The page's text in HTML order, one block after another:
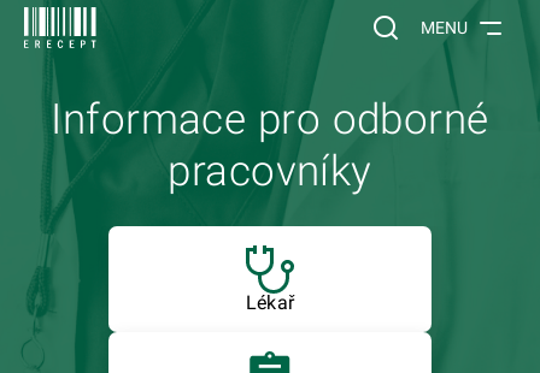
Vyhledávání na
MENU
Informace pro odborné
pracovníky
Lékař